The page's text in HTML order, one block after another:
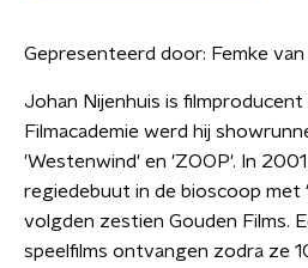
Gepresenteerd door: Femke
Johan Nijenhuis is
Filmacademie werd hij
'Westenwind' en 'ZOOP'. In
regiedebuut in de bioscoop met
volgden zestien Gouden Films.
speelfilms ontvangen zodra ze